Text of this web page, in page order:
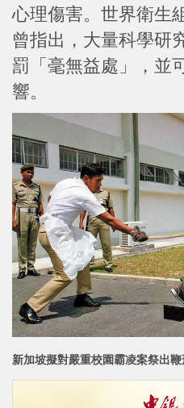
心理傷害。世界衛生
曾指出，大量科學研
罰「毫無益處」，並
響。
新加坡擬對嚴重校園霸凌案祭出鞭